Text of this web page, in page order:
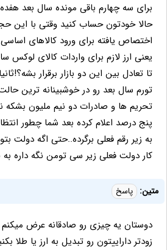
برای سه چهارم باقی مونده سال بعد
حالا خودتون حساب کنید وقتی با این
اختصاص یافته برای ورود کالاهای اساسی
یعنی ارز لازم برای واردات کالای لوکس
تا تعادل بین این دو بازار برقرار
تورم سال بعد رو در خوشبینانه ترین
تحریم ها و صادرات دو نیم ملیون
پنج درصد اعلام کرده بعد شما چطور
به زیر رقم فعلی برگرده..حتی اگه دولت
کار دولت فعلی زیر سی تومن نگه داره
متین: پاسخ
دوستان یه چیزی رو صادقانه عرض
زودتر داراییتون رو تبدیل به ارز یا طلا